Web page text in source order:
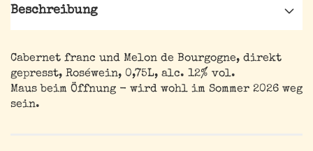
Beschreibung
Cabernet franc und Melon de Bourgogne, direkt
gepresst, Roséwein, 0,75L, alc. 12% vol.
Maus beim Öffnung - wird wohl im Sommer 2026 weg
sein.